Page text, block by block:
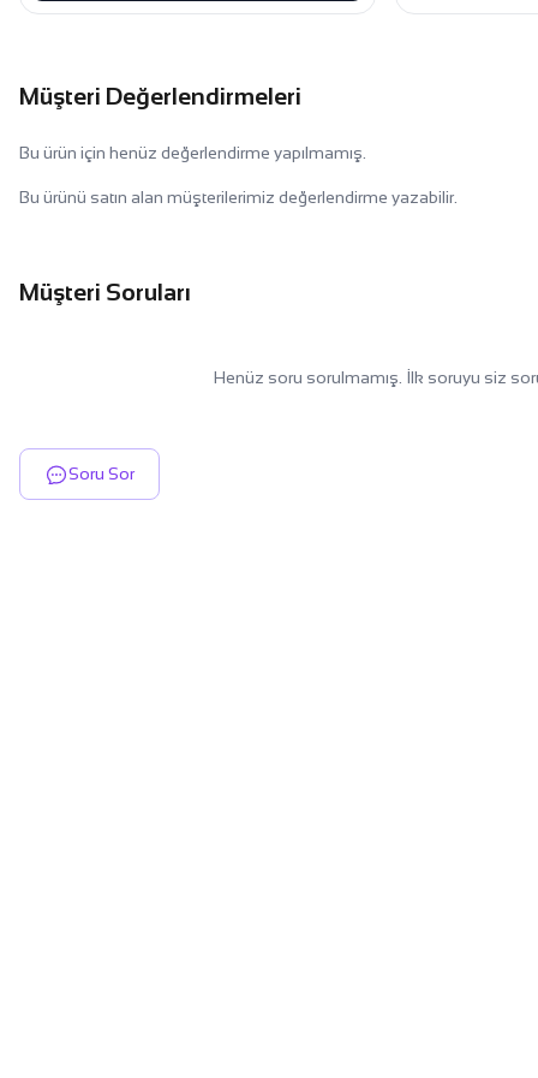
Müşteri Değerlendirmeleri
Bu ürün için henüz değerlendirme yapılmamış.
Bu ürünü satın alan müşterilerimiz değerlendirme yazabilir.
Müşteri Soruları
Henüz soru sorulmamış. İlk soruyu siz
Soru Sor